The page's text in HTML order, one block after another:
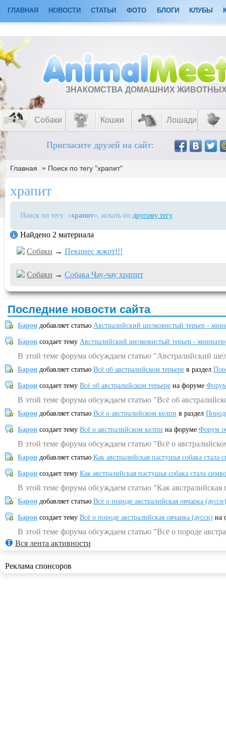
ГЛАВНАЯ НОВОСТИ СТАТЬИ ФОТО БЛОГИ КЛУБЫ
ЗНАКОМСТВА ДОМАШНИХ
Собаки Кошки Лошади
Пригласите друзей на сайт:
Главная » Поиск по тегу "храпит"
храпит
Поиск по тегу: «храпит», искать по другому тегу
Найдено 2 материала
Собаки → Пекинес жжот!!!
Собаки → Собака Чау-чау храпит
Последние новости сайта
Барон добавляет статью Австралийский шелковистый терьер -
Барон создает тему Австралийский шелковистый терьер -
В этой теме форума обсуждаем статью "Австралийский
Барон добавляет статью Всё об австралийском терьере в раздел
Барон создает тему Всё об австралийском терьере на форуме
В этой теме форума обсуждаем статью "Всё об
Барон добавляет статью Всё о австралийском келпи в раздел
Барон создает тему Всё о австралийском келпи на форуме Форум
В этой теме форума обсуждаем статью "Всё о
Барон добавляет статью Как австралийская пастушья собака
Барон создает тему Как австралийская пастушья собака стала
В этой теме форума обсуждаем статью "Как
Барон добавляет статью Всё о породе австралийская овчарка (аусси)
Барон создает тему Всё о породе австралийская овчарка (аусси) на
В этой теме форума обсуждаем статью "Всё о породе
Вся лента активности
Реклама спонсоров